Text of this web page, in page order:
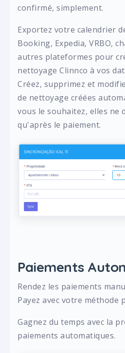
confirmé, simplement.
Exportez votre calendrier
Booking, Expedia, VRBO,
autres plateformes pour
nettoyage Clinnco à vos
Créez, supprimez et
de nettoyage créées
vous le souhaitez, elles ne
qu'après le paiement.
Paiements
Rendez les paiements
Payez avec votre méthode
Gagnez du temps avec la
paiements automatiques.